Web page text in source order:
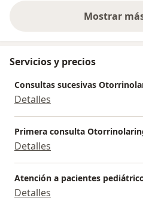
Mostrar
Servicios y precios
Consultas sucesivas
Detalles
Primera consulta
Detalles
Atención a pacientes
Detalles